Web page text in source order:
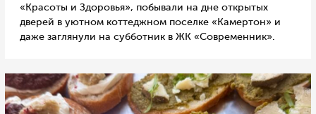
«Красоты и Здоровья», побывали на дне открытых
дверей в уютном коттеджном поселке «Камертон» и
даже заглянули на субботник в ЖК «Современник».